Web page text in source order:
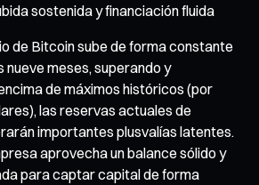
sostenida y financiación fluida
de Bitcoin sube de forma constante
meses, superando y
de máximos históricos (por
las reservas actuales de
importantes plusvalías latentes.
aprovecha un balance sólido y
para captar capital de forma